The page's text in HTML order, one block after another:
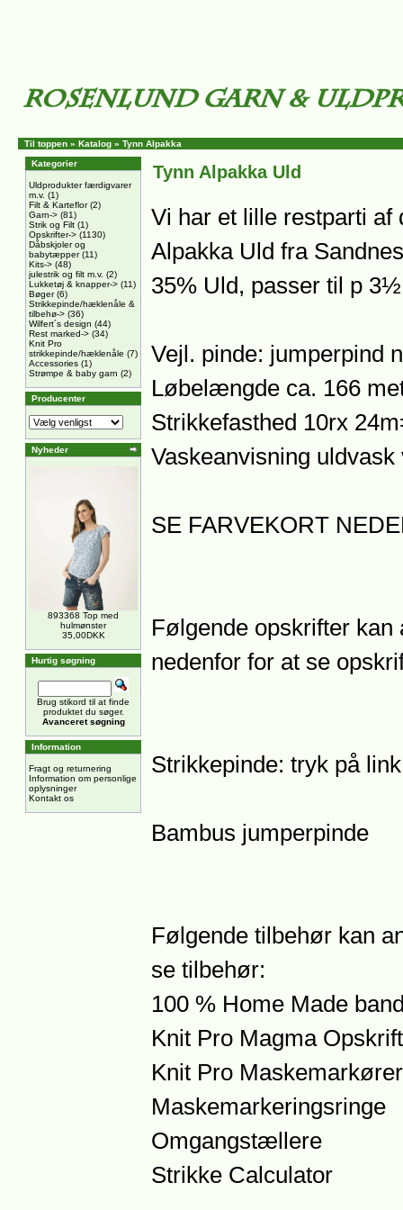
Til toppen » Katalog » Tynn Alpakka
Kategorier
Uldprodukter færdigvarer
m.v. (1)
Filt & Karteflor(2)
Garn-> (81)
Strik og Filt (1)
Opskrifter-> (1130)
Dåbskjoler og
babytæpper(11)
Kits-> (48)
julestrik og filt m.v. (2)
Lukketøj & knapper-> (11)
Bøger(6)
Strikkepinde/hæklenåle &
tilbehø-> (36)
Wilfert´s design (44)
Rest marked-> (34)
Knit Pro
strikkepinde/hæklenåle (7)
Accessories (1)
Strømpe & baby garn (2)
Producenter
Nyheder
893368 Top med
hulmønster
35,00DKK
Hurtig søgning
Brug stikord til at finde
produktet du søger.
Avanceret søgning
Information
Fragt og returnering
Information om personlige
oplysninger
Kontakt os
Tynn Alpakka Uld
Vi har et lille restparti
Alpakka Uld fra
35% Uld, passer til p 3½
Vejl. pinde: jumperpind
Løbelængde ca. 166
Strikkefasthed 10rx
Vaskeanvisning uldvask
SE FARVEKORT
Følgende opskrifter
nedenfor for at se
Strikkepinde: tryk på
Bambus jumperpinde
Følgende tilbehør kan
se tilbehør:
100 % Home Made
Knit Pro Magma
Knit Pro Maskemarkører
Maskemarkeringsringe
Omgangstællere
Strikke Calculator